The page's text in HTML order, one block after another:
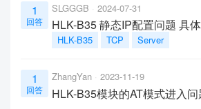
1
回答
SLGGGB 2024-07-31
HLK-B35 静态IP配置问题 具
HLK-B35 TCP Server
1
回答
ZhangYan 2023-11-19
HLK-B35模块的AT模式进入问